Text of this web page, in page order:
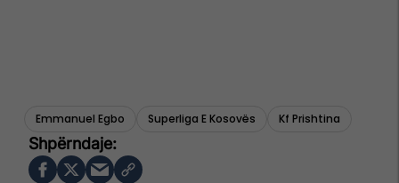
Emmanuel Egbo Superliga E Kosovës Kf Prishtina